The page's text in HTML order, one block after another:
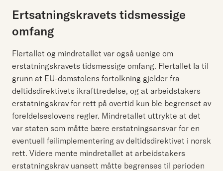
Ertsatningskravets tidsmessige
omfang
Flertallet og mindretallet var også uenige om
erstatningskravets tidsmessige omfang. Flertallet la til
grunn at EU-domstolens fortolkning gjelder fra
deltidsdirektivets ikrafttredelse, og at arbeidstakers
erstatningskrav for rett på overtid kun ble begrenset av
foreldelseslovens regler. Mindretallet uttrykte at det
var staten som måtte bære erstatningsansvar for en
eventuell feilimplementering av deltidsdirektivet i norsk
rett. Videre mente mindretallet at arbeidstakers
erstatningskrav uansett måtte begrenses til perioden